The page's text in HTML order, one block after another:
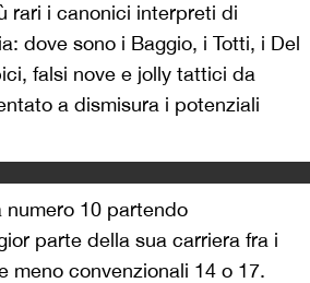
rari i canonici interpreti di
dove sono i Baggio, i Totti, i Del
falsi nove e jolly tattici da
a dismisura i potenziali
numero 10 partendo
parte della sua carriera fra i
meno convenzionali 14 o 17.